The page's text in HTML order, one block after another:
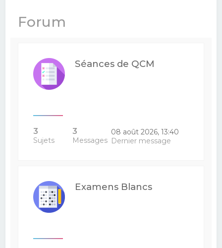
Forum
Séances de QCM
3
Sujets
3
Messages
08 août 2026, 13:40
Dernier message
Examens Blancs